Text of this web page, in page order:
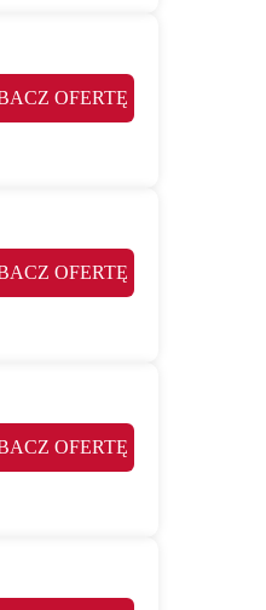
OFERTĘ
OFERTĘ
OFERTĘ